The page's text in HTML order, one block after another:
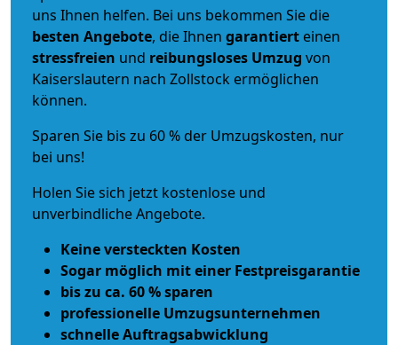
uns Ihnen helfen. Bei uns bekommen Sie die
besten Angebote, die Ihnen garantiert einen
stressfreien und reibungsloses Umzug von
Kaiserslautern nach Zollstock ermöglichen
können.
Sparen Sie bis zu 60 % der Umzugskosten, nur
bei uns!
Holen Sie sich jetzt kostenlose und
unverbindliche Angebote.
Keine versteckten Kosten
Sogar möglich mit einer Festpreisgarantie
bis zu ca. 60 % sparen
professionelle Umzugsunternehmen
schnelle Auftragsabwicklung